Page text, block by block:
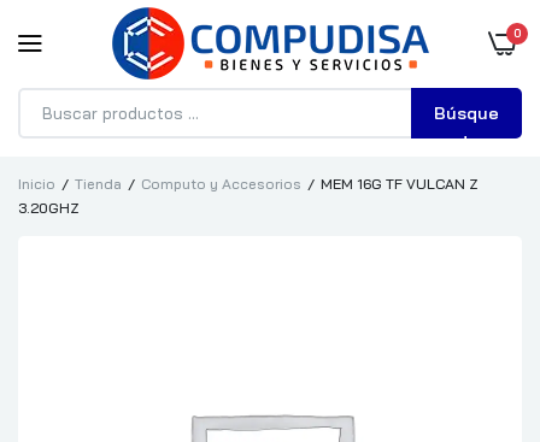
0
Búsque
da
Inicio Tienda Computo y Accesorios
MEM 16G TF VULCAN Z
3.20GHZ